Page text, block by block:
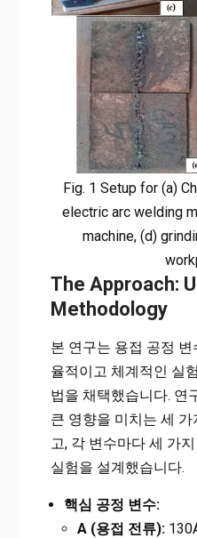
Fig. 1 Setup for (a)
electric arc welding
machine, (d)
The Approach:
Methodology
본 연구는 용접 공정
율적이고 체계적인 실
법을 채택했습니다. 연
큰 영향을 미치는 세
고, 각 변수마다 세 가
실험을 설계했습니다.
핵심 공정 변수:
A (용접 전류):